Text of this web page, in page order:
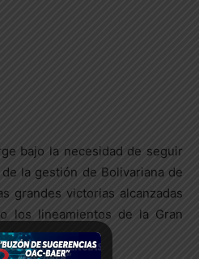
bajo la necesidad de seguir
la gestión de Bolivariana de
grandes victorias alcanzadas
los lineamientos de la Gran